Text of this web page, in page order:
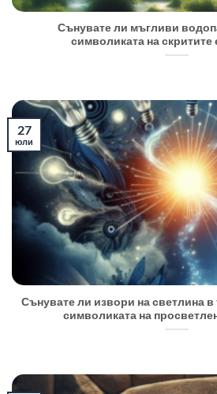
Сънувате ли мъгливи
символиката на
Сънувате ли извори на светлина в
символиката на
27
юли